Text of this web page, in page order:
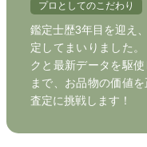
プロとしてのこだわり
鑑定士歴3年目を迎え
定してまいりました
クと最新データを駆
まで、お品物の価値
査定に挑戦します！